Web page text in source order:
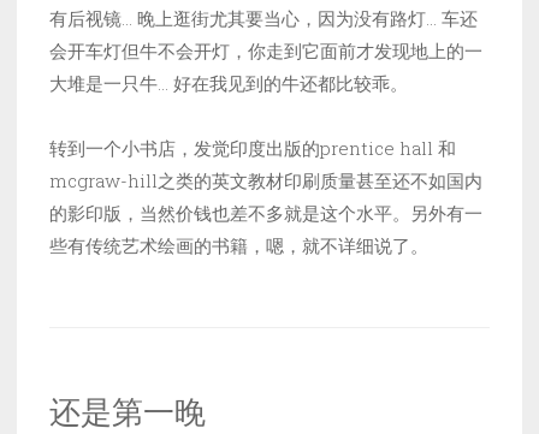
有后视镜… 晚上逛街尤其要当心，因为没有路灯… 车还
会开车灯但牛不会开灯，你走到它面前才发现地上的一
大堆是一只牛… 好在我见到的牛还都比较乖。
转到一个小书店，发觉印度出版的prentice hall 和
mcgraw-hill之类的英文教材印刷质量甚至还不如国内
的影印版，当然价钱也差不多就是这个水平。另外有一
些有传统艺术绘画的书籍，嗯，就不详细说了。
还是第一晚